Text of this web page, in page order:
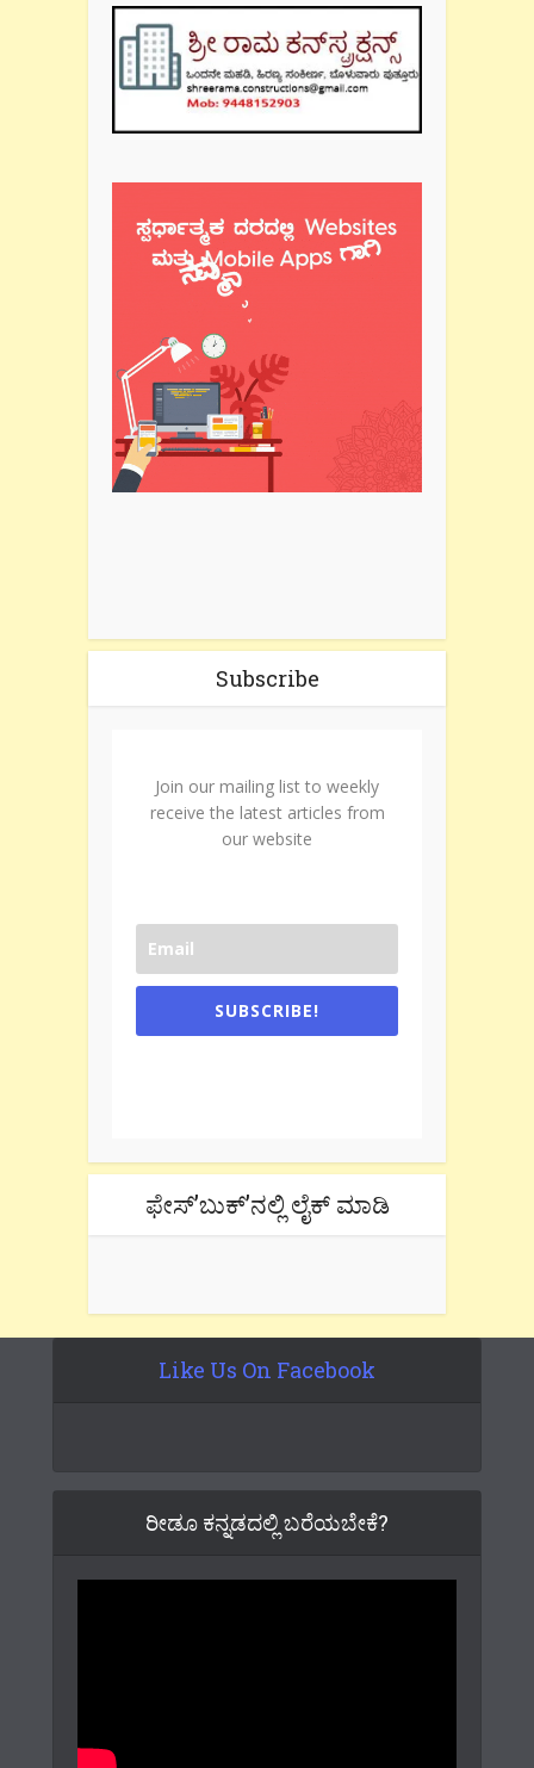
Subscribe
Join our mailing list to weekly
receive the latest articles from
our website
SUBSCRIBE!
ಫೇಸ್’ಬುಕ್’ನಲ್ಲಿ ಲೈಕ್ ಮಾಡಿ
Like Us On Facebook
ರೀಡೂ ಕನ್ನಡದಲ್ಲಿ ಬರೆಯಬೇಕೆ?